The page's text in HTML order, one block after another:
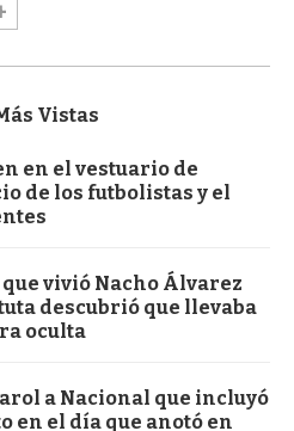
Vistas
en el vestuario de
de los futbolistas y el
vivió Nacho Álvarez
descubrió que llevaba
oculta
a Nacional que incluyó
en el día que anotó en